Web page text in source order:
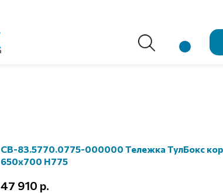
СВ-83.5770.0775-000000 Тележка ТулБокс
650х700 Н775
47 910 р.